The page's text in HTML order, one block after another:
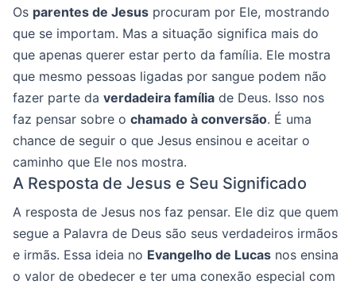
Os parentes de Jesus procuram por Ele, mostrando
que se importam. Mas a situação significa mais do
que apenas querer estar perto da família. Ele mostra
que mesmo pessoas ligadas por sangue podem não
fazer parte da verdadeira família de Deus. Isso nos
faz pensar sobre o chamado à conversão. É uma
chance de seguir o que Jesus ensinou e aceitar o
caminho que Ele nos mostra.
A Resposta de Jesus e Seu Significado
A resposta de Jesus nos faz pensar. Ele diz que quem
segue a Palavra de Deus são seus verdadeiros irmãos
e irmãs. Essa ideia no Evangelho de Lucas nos ensina
o valor de obedecer e ter uma conexão especial com